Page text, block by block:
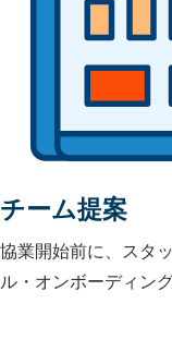
チーム提案
協業開始前に、スタ
ル・オンボーディン